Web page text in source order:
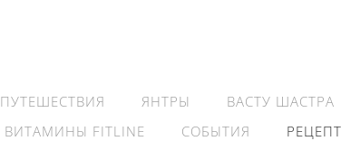
ПУТЕШЕСТВИЯ ЯНТРЫ ВАСТУ ШАСТРА
ВИТАМИНЫ FITLINE СОБЫТИЯ